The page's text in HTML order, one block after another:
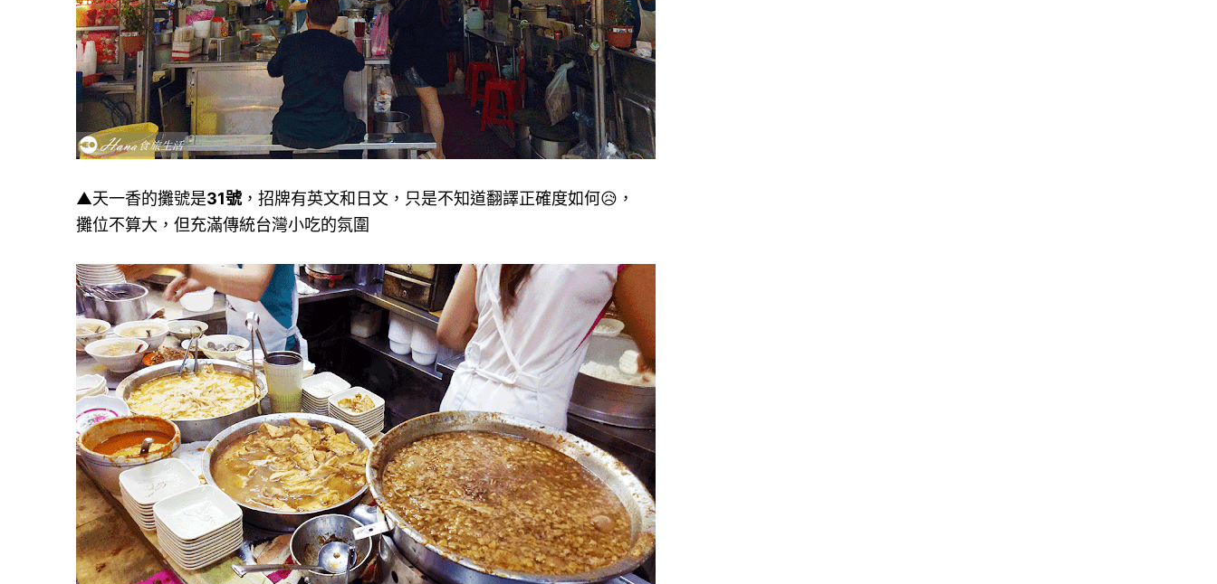
▲天一香的攤號是31號，招牌有英文和日文，只是不知道翻譯正確度如何😥，
攤位不算大，但充滿傳統台灣小吃的氛圍